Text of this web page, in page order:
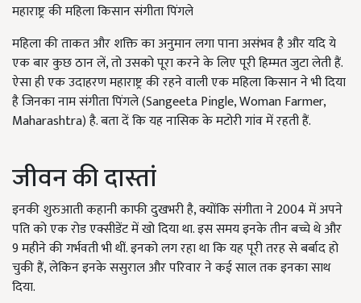
महाराष्ट्र की महिला किसान संगीता पिंगले
महिला की ताकत और शक्ति का अनुमान लगा पाना असंभव है और यदि ये
एक बार कुछ ठान लें, तो उसको पूरा करने के लिए पूरी हिम्मत जुटा लेती हैं.
ऐसा ही एक उदाहरण महाराष्ट्र की रहने वाली एक महिला किसान ने भी दिया
है जिनका नाम संगीता पिंगले (Sangeeta Pingle, Woman Farmer,
Maharashtra) है. बता दें कि यह नासिक के मटोरी गांव में रहती हैं.
जीवन की दास्तां
इनकी शुरुआती कहानी काफी दुखभरी है, क्योंकि संगीता ने 2004 में अपने
पति को एक रोड एक्सीडेंट में खो दिया था. इस समय इनके तीन बच्चे थे और
9 महीने की गर्भवती भी थीं. इनको लग रहा था कि यह पूरी तरह से बर्बाद हो
चुकी हैं, लेकिन इनके ससुराल और परिवार ने कई साल तक इनका साथ
दिया.